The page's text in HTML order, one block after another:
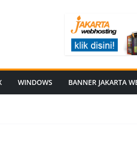
WINDOWS BANNER JAKARTA